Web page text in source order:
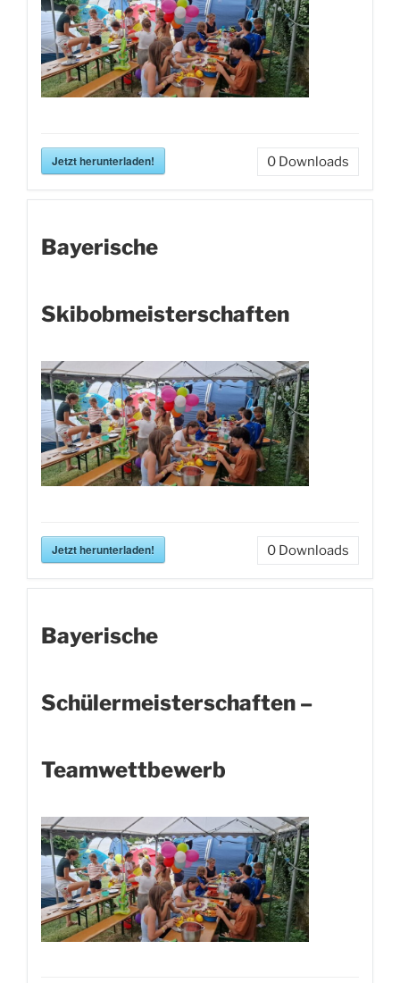
Jetzt herunterladen! 0 Downloads
Bayerische
Skibobmeisterschaften
Jetzt herunterladen! 0 Downloads
Bayerische
Schülermeisterschaften –
Teamwettbewerb